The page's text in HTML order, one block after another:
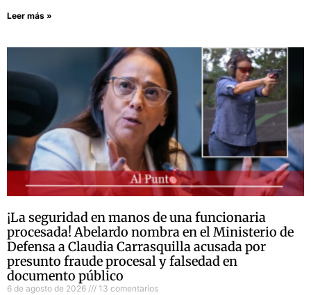
Leer más »
¡La seguridad en manos de una funcionaria
procesada! Abelardo nombra en el Ministerio de
Defensa a Claudia Carrasquilla acusada por
presunto fraude procesal y falsedad en
documento público
6 de agosto de 2026 13 comentarios